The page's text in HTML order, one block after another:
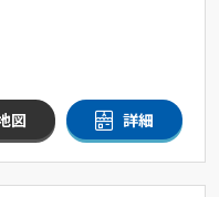
図 詳細